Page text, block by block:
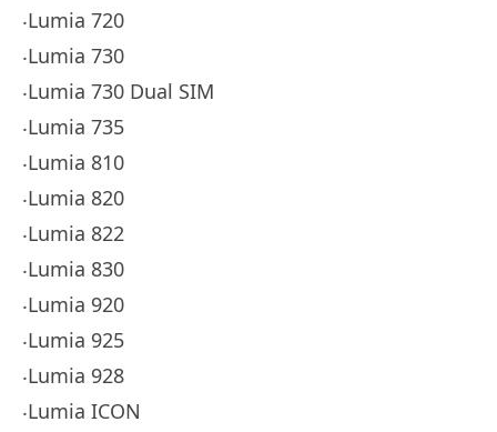
‧Lumia 720
‧Lumia 730
‧Lumia 730 Dual SIM
‧Lumia 735
‧Lumia 810
‧Lumia 820
‧Lumia 822
‧Lumia 830
‧Lumia 920
‧Lumia 925
‧Lumia 928
‧Lumia ICON